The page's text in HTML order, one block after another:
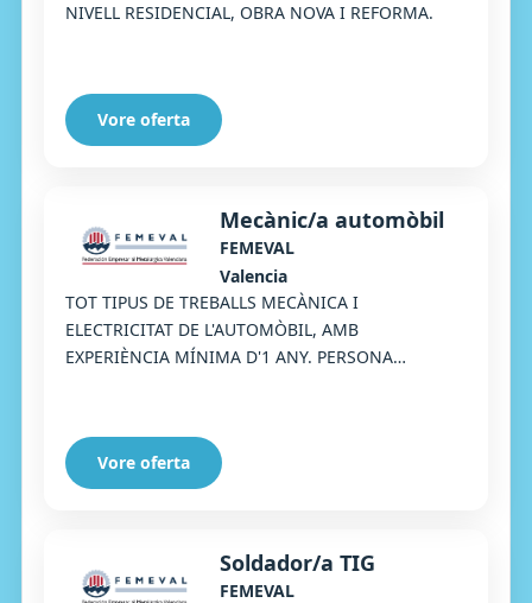
NIVELL RESIDENCIAL, OBRA NOVA I REFORMA.
Vore oferta
Mecànic/a automòbil
FEMEVAL
Valencia
TOT TIPUS DE TREBALLS MECÀNICA I
ELECTRICITAT DE L'AUTOMÒBIL, AMB
EXPERIÈNCIA MÍNIMA D'1 ANY. PERSONA
Vore oferta
Soldador/a TIG
FEMEVAL